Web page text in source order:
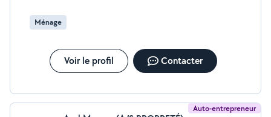
Ménage
Voir le profil Contacter
Auto-entrepreneur